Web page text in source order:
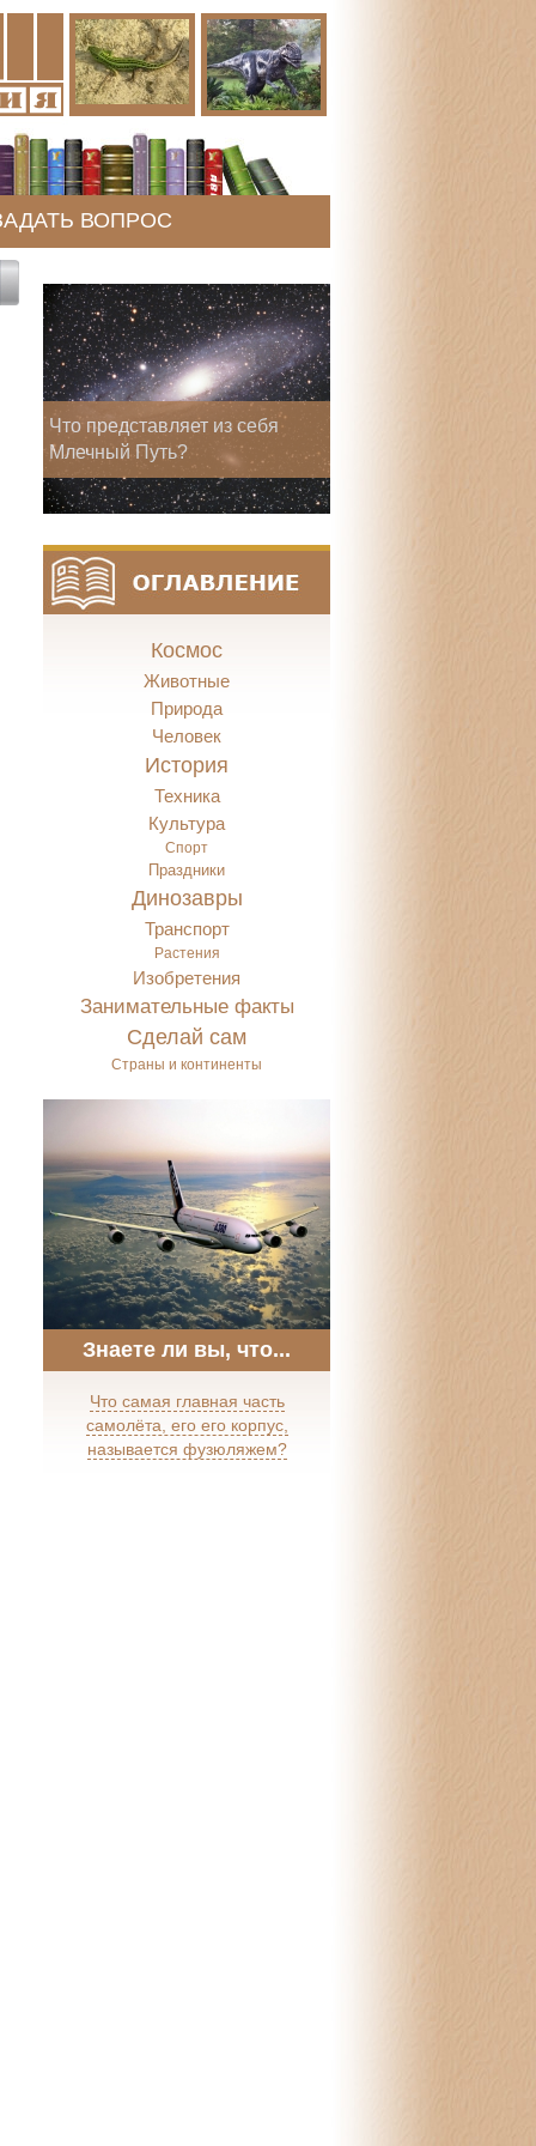
ВОПРОС
Что представляет из себя
Млечный Путь?
Космос
Животные
Природа
Человек
История
Техника
Культура
Спорт
Праздники
Динозавры
Транспорт
Растения
Изобретения
Занимательные факты
Сделай сам
Страны и континенты
Знаете ли вы, что...
Что самая главная часть
самолёта, его его корпус,
называется фузюляжем?